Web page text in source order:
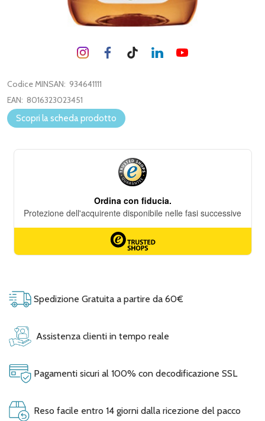
Codice MINSAN: 934641111
EAN: 8016323023451
Scopri la scheda prodotto
Spedizione Gratuita a partire da 60€
Assistenza clienti in tempo reale
Pagamenti sicuri al 100% con decodificazione SSL
Reso facile entro 14 giorni dalla ricezione del pacco